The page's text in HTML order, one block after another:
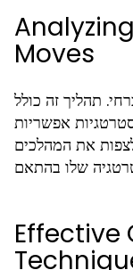
Moves
תהליך זה כולל
אפשריות
את המהלכים
Effective